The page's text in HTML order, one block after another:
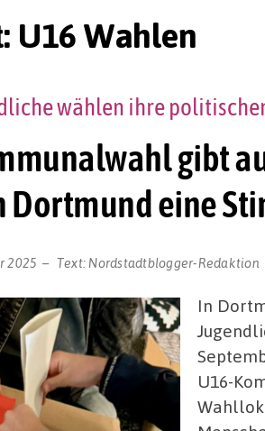
U16 Wahlen
gibt
Dortmund eine
wählen ihre
2025 Text: Nordstadtblogger-Redaktion
In
U16-